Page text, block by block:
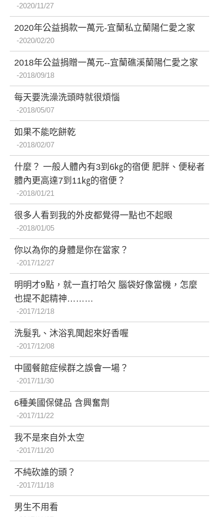
2020/11/27
2020年公益捐款一萬元-宜蘭私立蘭陽仁愛之家
2020/02/20
2018年公益捐贈一萬元--宜蘭礁溪蘭陽仁愛之家
2018/09/18
每天要洗澡洗頭時就很煩惱
2018/05/07
如果不能吃餅乾
2018/02/07
什麼？ 一般人體內有3到6㎏的宿便 肥胖、便秘者
體內更高達7到11㎏的宿便？
2018/01/21
很多人看到我的外皮都覺得一點也不起眼
2018/01/05
你以為你的身體是你在當家？
2017/12/27
明明才9點，就一直打哈欠 腦袋好像當機，怎麼
也提不起精神………
2017/12/18
洗髮乳、沐浴乳聞起來好香喔
2017/12/08
中國餐館症候群之誤會一場？
2017/11/30
6種美國保健品 含興奮劑
2017/11/22
我不是來自外太空
2017/11/20
不純砍誰的頭？
2017/11/18
男生不用看